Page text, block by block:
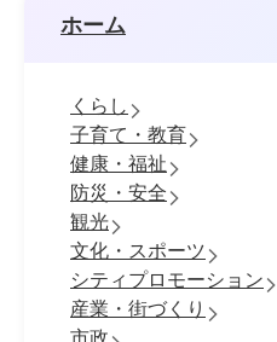
ホーム
くらし
子育て・教育
健康・福祉
防災・安全
観光
文化・スポーツ
シティプロモーション
産業・街づくり
市政